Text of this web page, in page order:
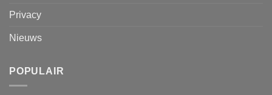
Privacy
Nieuws
POPULAIR